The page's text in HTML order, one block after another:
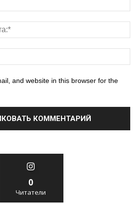
and website in this browser for the
0
Читатели